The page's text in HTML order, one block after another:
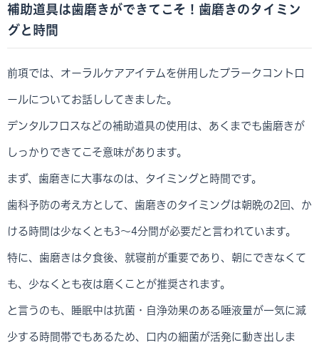
補助道具は歯磨きができてこそ！歯磨きのタイミン
グと時間
前項では、オーラルケアアイテムを併用したプラークコントロ
ールについてお話ししてきました。
デンタルフロスなどの補助道具の使用は、あくまでも歯磨きが
しっかりできてこそ意味があります。
まず、歯磨きに大事なのは、タイミングと時間です。
歯科予防の考え方として、歯磨きのタイミングは朝晩の2回、か
ける時間は少なくとも3～4分間が必要だと言われています。
特に、歯磨きは夕食後、就寝前が重要であり、朝にできなくて
も、少なくとも夜は磨くことが推奨されます。
と言うのも、睡眠中は抗菌・自浄効果のある唾液量が一気に減
少する時間帯でもあるため、口内の細菌が活発に動き出しま